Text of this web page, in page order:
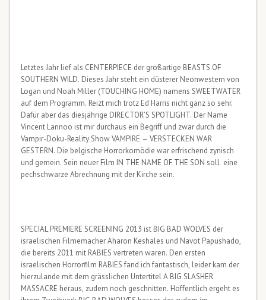
Letztes Jahr lief als CENTERPIECE der großartige BEASTS OF
SOUTHERN WILD. Dieses Jahr steht ein düsterer Neonwestern von
Logan und Noah Miller (TOUCHING HOME) namens SWEETWATER
auf dem Programm. Reizt mich trotz Ed Harris nicht ganz so sehr.
Dafür aber das diesjährige DIRECTOR’S SPOTLIGHT. Der Name
Vincent Lannoo ist mir durchaus ein Begriff und zwar durch die
Vampir-Doku-Reality Show VAMPIRE – VERSTECKEN WAR
GESTERN. Die belgische Horrorkomödie war erfrischend zynisch
und gemein. Sein neuer Film IN THE NAME OF THE SON soll eine
pechschwarze Abrechnung mit der Kirche sein.
SPECIAL PREMIERE SCREENING 2013 ist BIG BAD WOLVES der
israelischen Filmemacher Aharon Keshales und Navot Papushado,
die bereits 2011 mit RABIES vertreten waren. Den ersten
israelischen Horrorfilm RABIES fand ich fantastisch, leider kam der
hierzulande mit dem grässlichen Untertitel A BIG SLASHER
MASSACRE heraus, zudem noch geschnitten. Hoffentlich ergeht es